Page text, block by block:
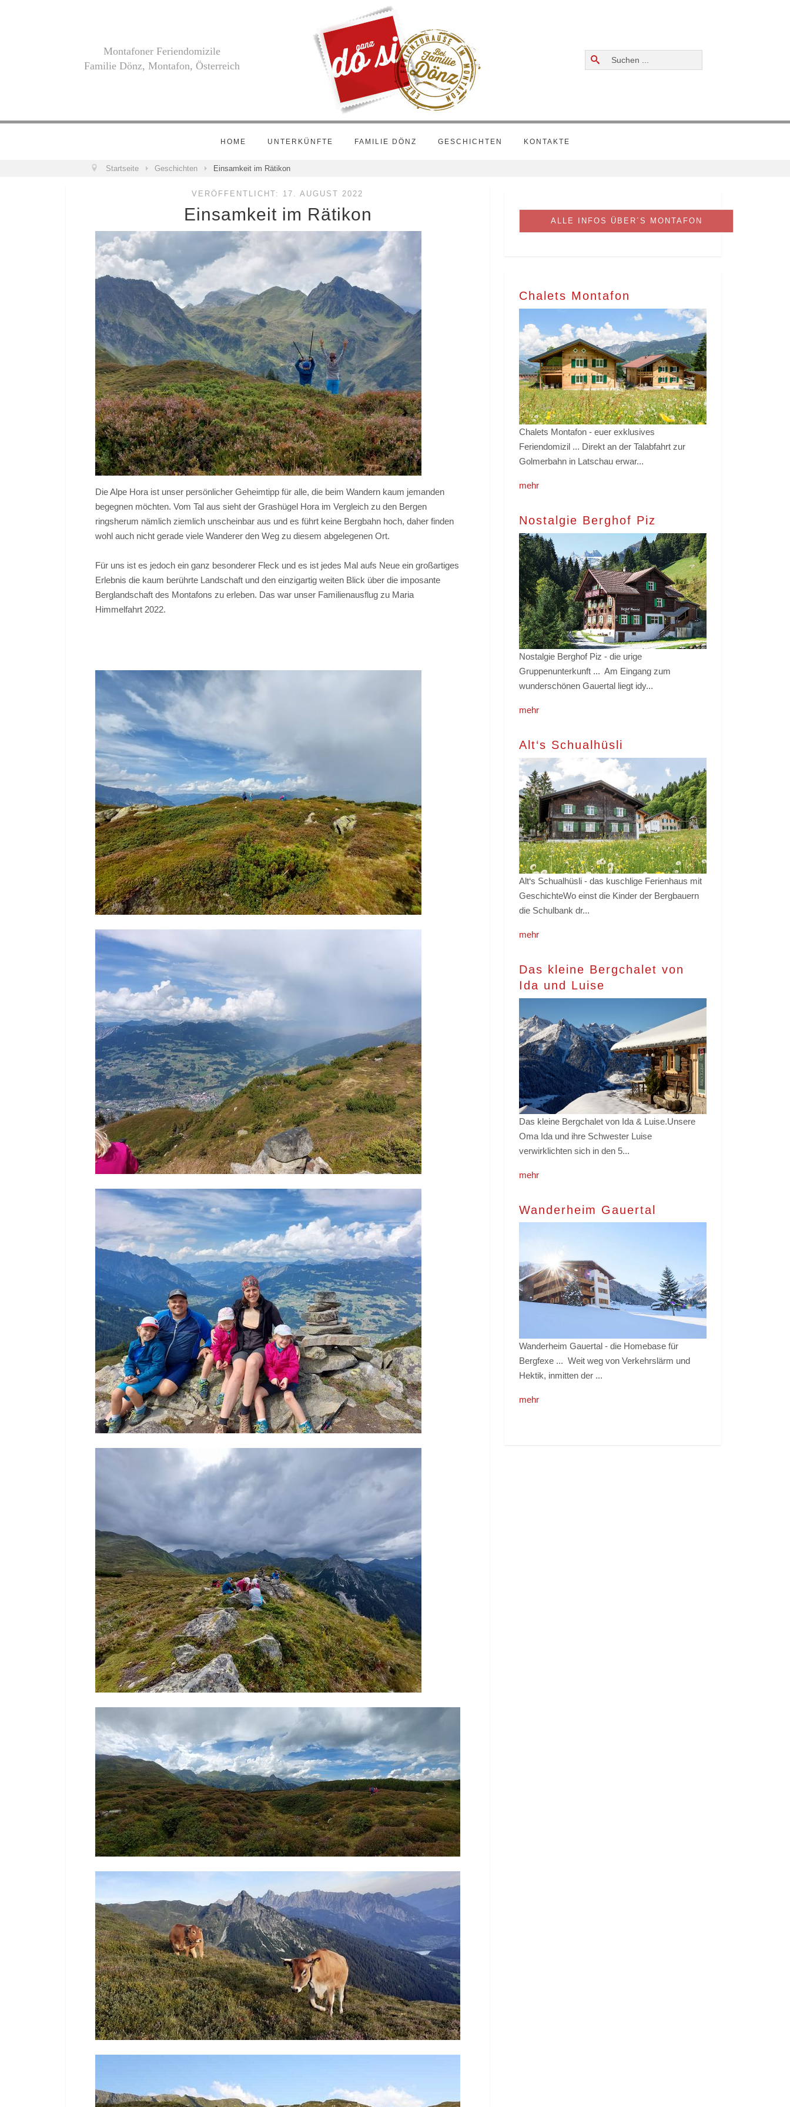
Montafoner Feriendomizile
Familie Dönz, Montafon, Österreich
Suchen
...
HOME UNTERKÜNFTE FAMILIE DÖNZ GESCHICHTEN KONTAKTE
Startseite Geschichten Einsamkeit im Rätikon
ALLE INFOS ÜBER´S MONTAFON
Chalets Montafon
Chalets Montafon - euer exklusives
Feriendomizil ... Direkt an der Talabfahrt zur
Golmerbahn in Latschau erwar...
mehr
Nostalgie Berghof Piz
Nostalgie Berghof Piz - die urige
Gruppenunterkunft ... Am Eingang zum
wunderschönen Gauertal liegt idy...
mehr
Alt‘s Schualhüsli
Alt‘s Schualhüsli - das kuschlige Ferienhaus mit
GeschichteWo einst die Kinder der Bergbauern
die Schulbank dr...
mehr
Das kleine Bergchalet von
Ida und Luise
Das kleine Bergchalet von Ida & Luise.Unsere
Oma Ida und ihre Schwester Luise
verwirklichten sich in den 5...
mehr
Wanderheim Gauertal
Wanderheim Gauertal - die Homebase für
Bergfexe ... Weit weg von Verkehrslärm und
Hektik, inmitten der ...
mehr
VERÖFFENTLICHT: 17. AUGUST 2022
Einsamkeit im Rätikon
Die Alpe Hora ist unser persönlicher Geheimtipp für alle, die beim Wandern kaum jemanden
begegnen möchten. Vom Tal aus sieht der Grashügel Hora im Vergleich zu den Bergen
ringsherum nämlich ziemlich unscheinbar aus und es führt keine Bergbahn hoch, daher finden
wohl auch nicht gerade viele Wanderer den Weg zu diesem abgelegenen Ort.
Für uns ist es jedoch ein ganz besonderer Fleck und es ist jedes Mal aufs Neue ein großartiges
Erlebnis die kaum berührte Landschaft und den einzigartig weiten Blick über die imposante
Berglandschaft des Montafons zu erleben. Das war unser Familienausflug zu Maria
Himmelfahrt 2022.